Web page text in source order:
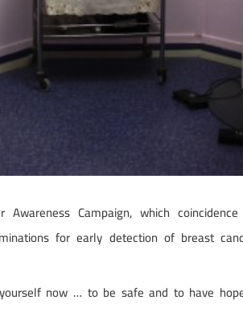
Campaign, which
for early detection of breast
now … to be safe and to have